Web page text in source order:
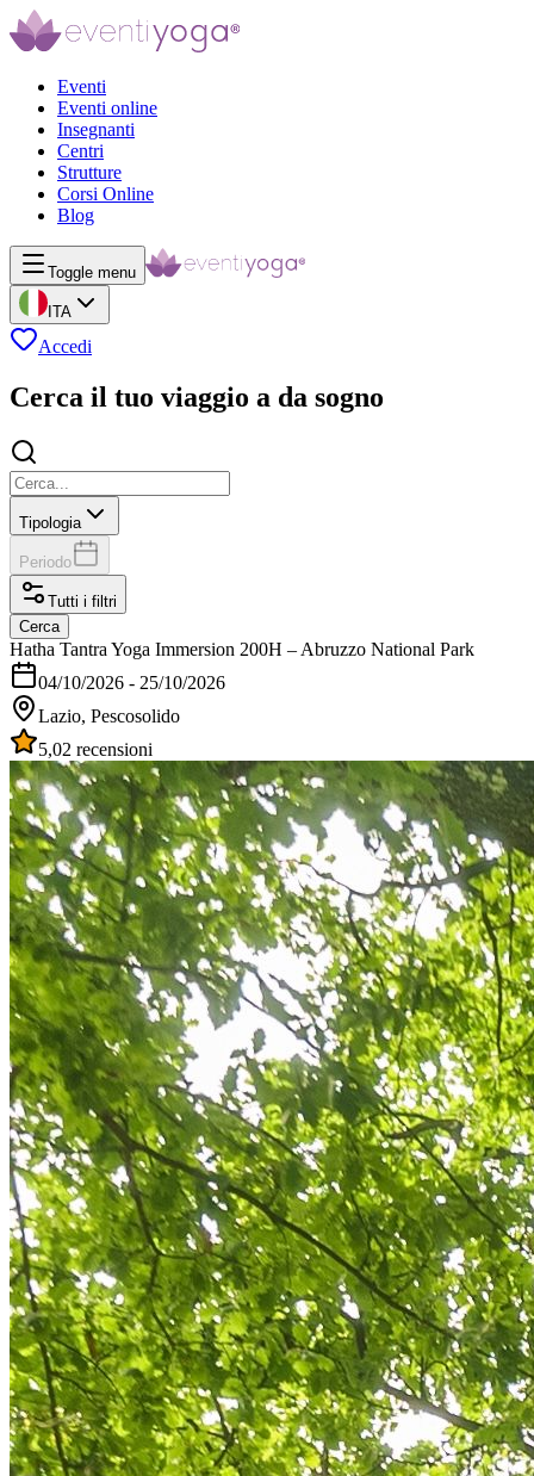
Eventi
Eventi online
Insegnanti
Centri
Strutture
Corsi Online
Blog
Toggle menu
ITA
Accedi
Cerca il tuo viaggio a da sogno
Tipologia
Periodo
Tutti i filtri
Cerca
Hatha Tantra Yoga Immersion 200H – Abruzzo National Park
04/10/2026 - 25/10/2026
Lazio, Pescosolido
5,02 recensioni